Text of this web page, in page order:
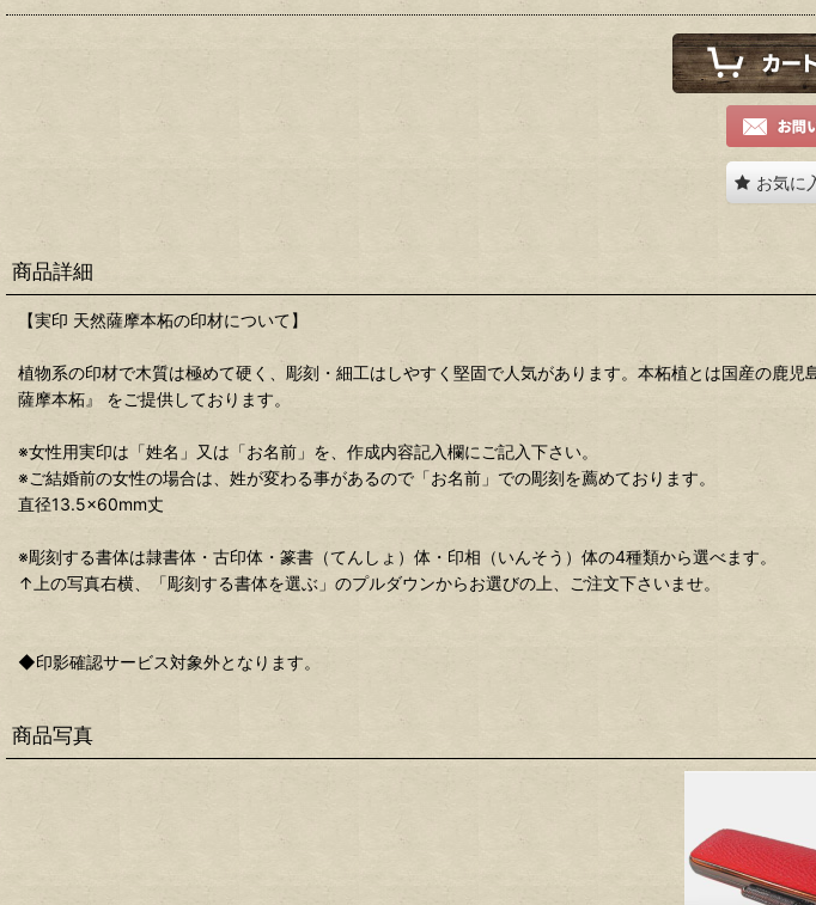
お気に
商品詳細
【実印 天然薩摩本柘の印材について】
植物系の印材で木質は極めて硬く、彫刻・細工はしやすく堅固で人気があります。本柘植とは国産の鹿
薩摩本柘』 をご提供しております。
※女性用実印は「姓名」又は「お名前」を、作成内容記入欄にご記入下さい。
※ご結婚前の女性の場合は、姓が変わる事があるので「お名前」での彫刻を薦めております。
直径13.5×60mm丈
※彫刻する書体は隷書体・古印体・篆書（てんしょ）体・印相（いんそう）体の4種類から選べます。
↑上の写真右横、「彫刻する書体を選ぶ」のプルダウンからお選びの上、ご注文下さいませ。
◆印影確認サービス対象外となります。
商品写真